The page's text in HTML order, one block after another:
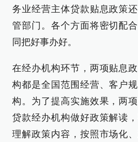
务业经营主体贷款贴息政策
管部门。各个方面将密切配
同把好事办好。
在经办机构环节，两项贴息
构都是全国范围经营、客户
构。为了提高实施效果，两
贷款经办机构做好政策解读
理解政策内容，按照市场化